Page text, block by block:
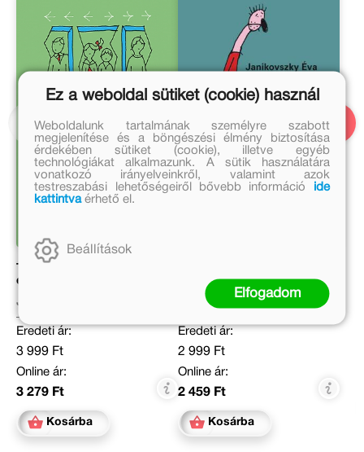
Te ezt még úgysem
érted...
Janikovszky Éva
Eredeti ár:
3 999 Ft
Online ár:
3 279 Ft
Kosárba
Janikovszky Éva
Eredeti ár:
2 999 Ft
Online ár:
2 459 Ft
Kosárba
Ez a weboldal sütiket (cookie) használ
Weboldalunk tartalmának személyre szabott
megjelenítése és a böngészési élmény biztosítása
érdekében sütiket (cookie), illetve egyéb
technológiákat alkalmazunk. A sütik használatára
vonatkozó irányelveinkről, valamint azok
testreszabási lehetőségeiről bővebb információ
ide
kattintvaérhető el.
Beállítások
Elfogadom